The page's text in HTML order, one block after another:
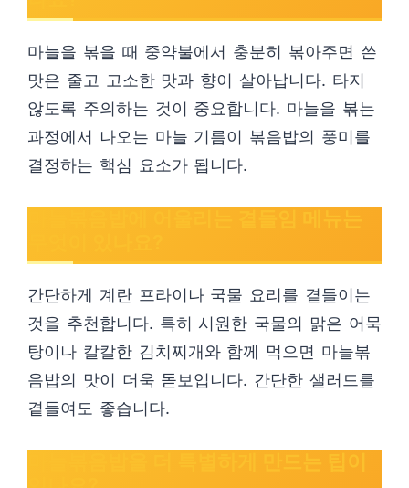
마늘을 볶을 때 중약불에서 충분히 볶아주면 쓴
맛은 줄고 고소한 맛과 향이 살아납니다. 타지
않도록 주의하는 것이 중요합니다. 마늘을 볶는
과정에서 나오는 마늘 기름이 볶음밥의 풍미를
결정하는 핵심 요소가 됩니다.
간단하게 계란 프라이나 국물 요리를 곁들이는
것을 추천합니다. 특히 시원한 국물의 맑은 어묵
탕이나 칼칼한 김치찌개와 함께 먹으면 마늘볶
음밥의 맛이 더욱 돋보입니다. 간단한 샐러드를
곁들여도 좋습니다.